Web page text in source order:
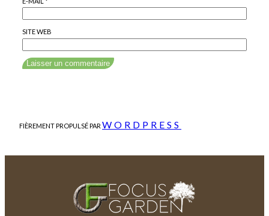
SITE WEB
FIÈREMENT PROPULSÉ PAR WORDPRESS